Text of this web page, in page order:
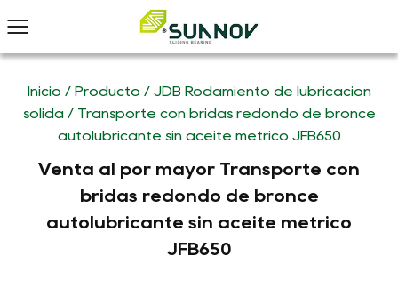
Inicio / Producto / JDB Rodamiento de lubricación
sólida/ Transporte con bridas redondo de bronce
autolubricante sin aceite métrico JFB650
Venta al por mayor Transporte con
bridas redondo de bronce
autolubricante sin aceite métrico
JFB650